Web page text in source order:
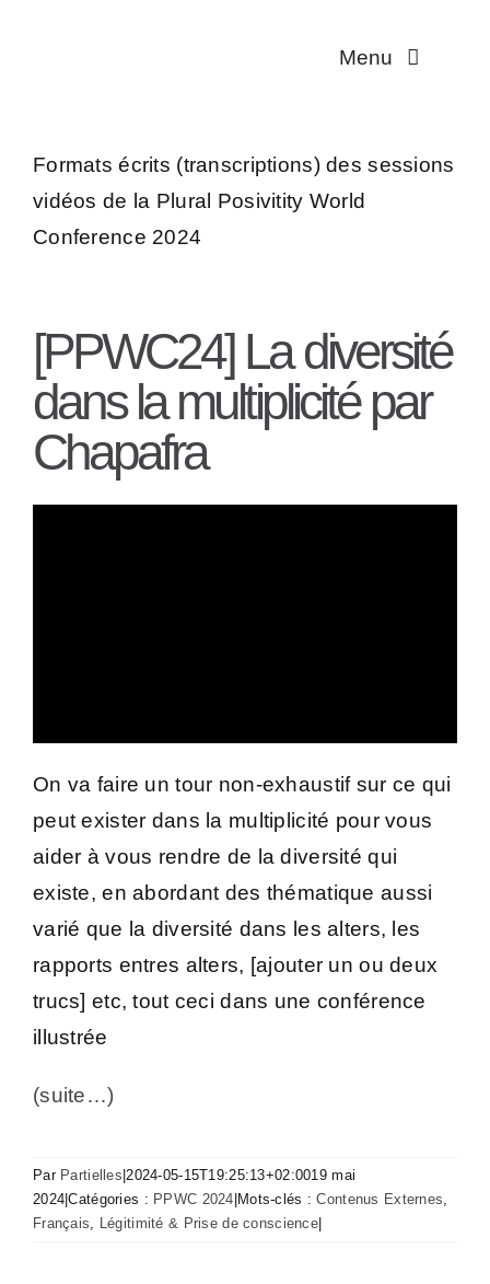
Menu
Association
Formats écrits (transcriptions) des sessions
vidéos de la Plural Posivitity World
Conference 2024
[PPWC24] La diversité
dans la multiplicité par
Chapafra
On va faire un tour non-exhaustif sur ce qui
peut exister dans la multiplicité pour vous
aider à vous rendre de la diversité qui
existe, en abordant des thématique aussi
varié que la diversité dans les alters, les
rapports entres alters, [ajouter un ou deux
trucs] etc, tout ceci dans une conférence
illustrée
(suite…)
Par Partielles |2024-05-15T19:25:13+02:0019 mai
2024 |Catégories : PPWC 2024 Mots-clés :Contenus Externes,
Français, Légitimité & Prise de conscience|